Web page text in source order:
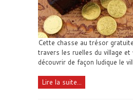
Cette chasse au trésor
travers les ruelles du village
découvrir de façon ludique le
Lire la suite...